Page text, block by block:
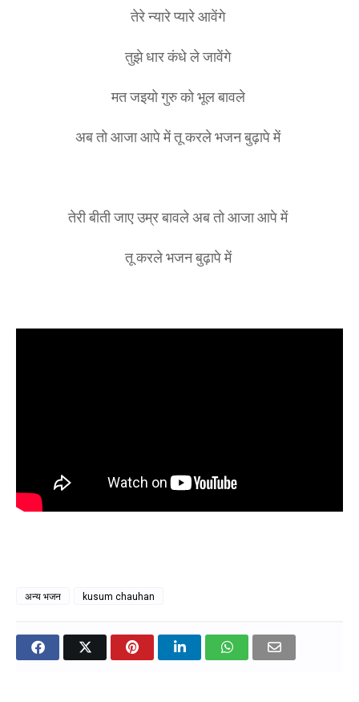
तेरे न्यारे प्यारे आवेंगे
तुझे धार कंधे ले जावेंगे
मत जइयो गुरु को भूल बावले
अब तो आजा आपे में तू करले भजन बुढ़ापे में
तेरी बीती जाए उम्र बावले अब तो आजा आपे में
तू करले भजन बुढ़ापे में
अन्य भजन kusum chauhan